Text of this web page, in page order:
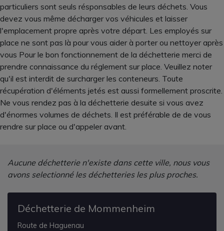
particuliers sont seuls résponsables de leurs déchets. Vous
devez vous même décharger vos véhicules et laisser
l'emplacement propre après votre départ. Les employés sur
place ne sont pas là pour vous aider à porter ou nettoyer après
vous Pour le bon fonctionnement de la déchetterie merci de
prendre connaissance du réglement sur place. Veuillez noter
qu'il est interdit de surcharger les conteneurs. Toute
récupération d'éléments jetés est aussi formellement proscrite.
Ne vous rendez pas à la déchetterie desuite si vous avez
d'énormes volumes de déchets. Il est préférable de de vous
rendre sur place ou d'appeler avant.
Aucune déchetterie n'existe dans cette ville, nous vous
avons selectionné les déchetteries les plus proches.
Déchetterie de Mommenheim
Route de Haguenau